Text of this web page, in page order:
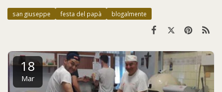
san giuseppe festa del papà blogalmente
18
Mar